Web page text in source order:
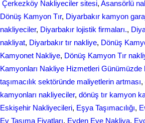
o
o
k
d
I
n
r
e
Çerkezköy Nakliyeciler sitesi, Asansörlü
Dönüş Kamyon Tır, Diyarbakır kamyon
nakliyeciler, Diyarbakır lojistik firmaları.,
nakliyat, Diyarbakır tır nakliye, Dönüş
Kamyonet Nakliye, Dönüş Kamyon Tır
Kamyonları Nakliye Hizmetleri Günümüzde
taşımacılık sektöründe maliyetlerin artması,
kamyonları nakliyeciler, dönüş tır kamyon
Eskişehir Nakliyecileri, Eşya Taşımacılığı,
Ev Taşıma Fiyatları, Evden Eve Nakliya,